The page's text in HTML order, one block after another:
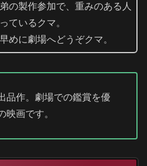
の製作参加で、重みのある人
ているクマ。
めに劇場へどうぞクマ。
品作。劇場での鑑賞を優
映画です。